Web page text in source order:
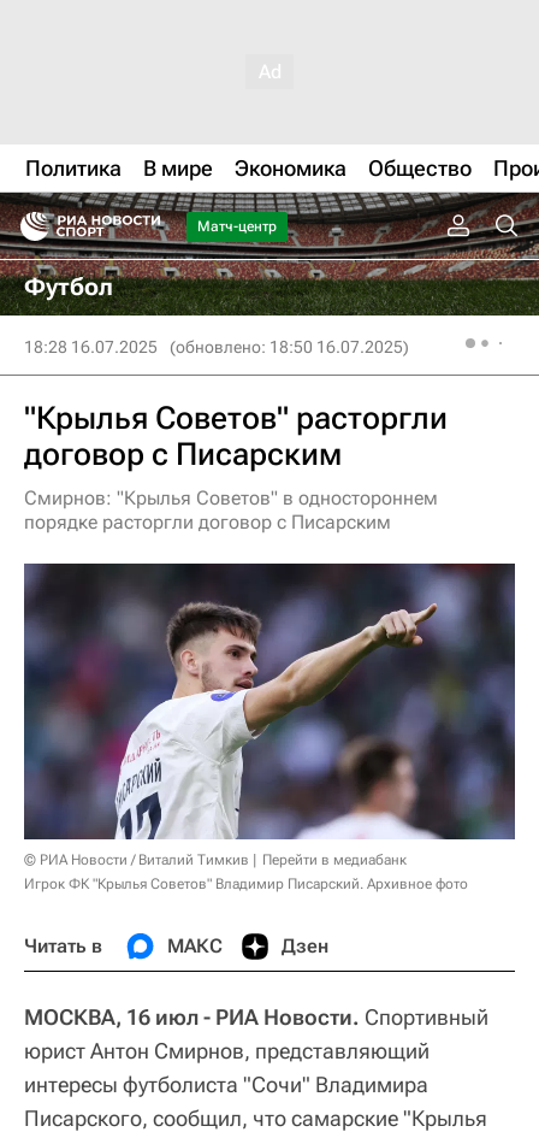
Политика В мире Экономика Общество
Матч-центр
Футбол
18:28 16.07.2025 (обновлено: 18:50 16.07.2025)
"Крылья Советов" расторгли
договор с Писарским
Смирнов: "Крылья Советов" в одностороннем
порядке расторгли договор с Писарским
© РИА Новости / Виталий Тимкив
Перейти в медиабанк
Игрок ФК "Крылья Советов" Владимир Писарский. Архивное фото
Читать в МАКС Дзен
МОСКВА, 16 июл - РИА Новости. Спортивный
юрист Антон Смирнов, представляющий
интересы футболиста "Сочи" Владимира
Писарского, сообщил, что самарские "Крылья